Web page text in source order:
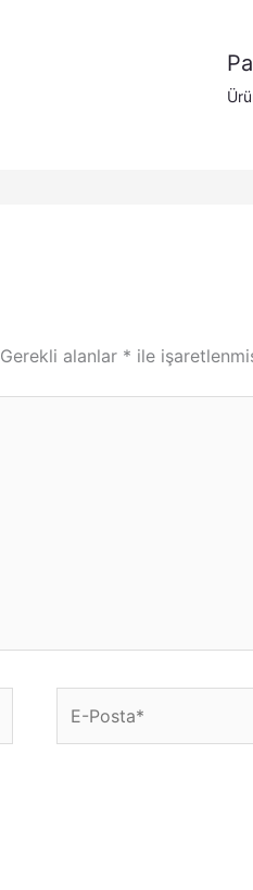
Gerekli alanlar * ile
Posta*